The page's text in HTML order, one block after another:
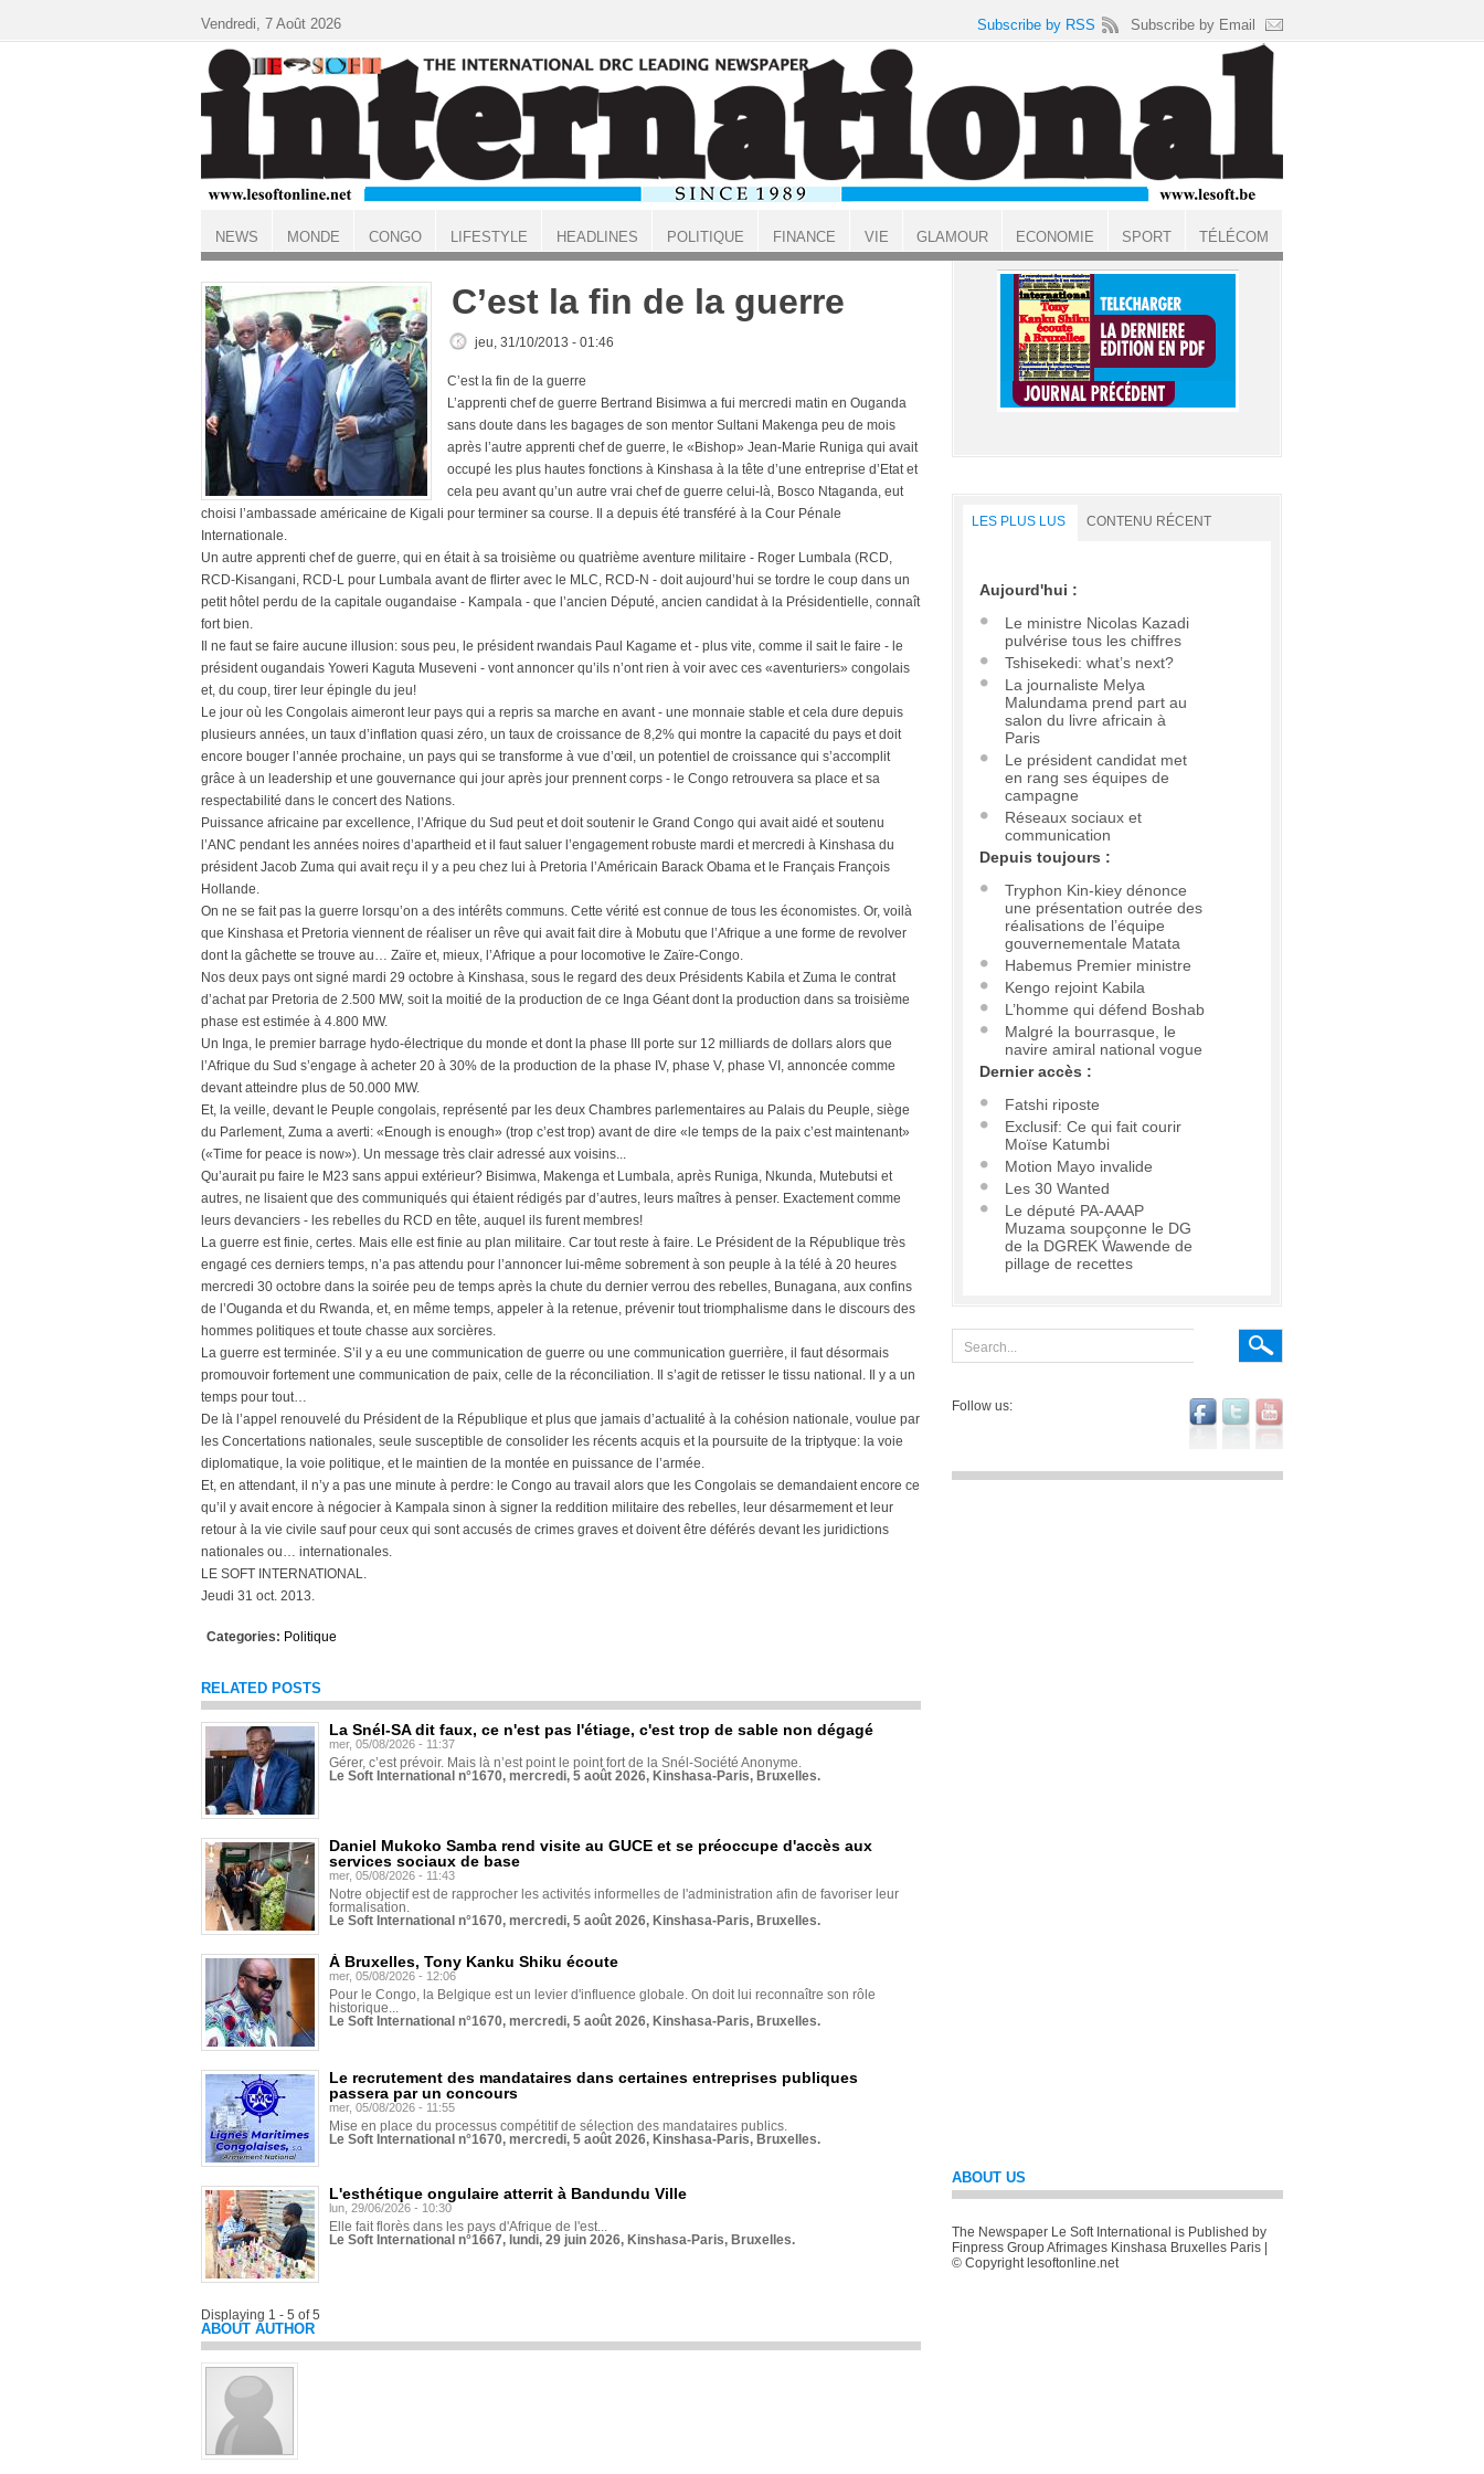
ACCUEIL
C’est la fin de la guerre
jeu, 31/10/2013 - 01:46
C’est la fin de la guerre
L’apprenti chef de guerre Bertrand Bisimwa a fui mercredi matin en Ouganda
sans doute dans les bagages de son mentor Sultani Makenga peu de mois
après l’autre apprenti chef de guerre, le «Bishop» Jean-Marie Runiga qui avait
occupé les plus hautes fonctions à Kinshasa à la tête d’une entreprise d’Etat et
cela peu avant qu’un autre vrai chef de guerre celui-là, Bosco Ntaganda, eut
choisi l’ambassade américaine de Kigali pour terminer sa course. Il a depuis été transféré à la Cour Pénale
Internationale.
Un autre apprenti chef de guerre, qui en était à sa troisième ou quatrième aventure militaire - Roger Lumbala (RCD,
RCD-Kisangani, RCD-L pour Lumbala avant de flirter avec le MLC, RCD-N - doit aujourd’hui se tordre le coup dans un
petit hôtel perdu de la capitale ougandaise - Kampala - que l’ancien Député, ancien candidat à la Présidentielle, connaît
fort bien.
Il ne faut se faire aucune illusion: sous peu, le président rwandais Paul Kagame et - plus vite, comme il sait le faire - le
président ougandais Yoweri Kaguta Museveni - vont annoncer qu’ils n’ont rien à voir avec ces «aventuriers» congolais
et, du coup, tirer leur épingle du jeu!
Le jour où les Congolais aimeront leur pays qui a repris sa marche en avant - une monnaie stable et cela dure depuis
plusieurs années, un taux d’inflation quasi zéro, un taux de croissance de 8,2% qui montre la capacité du pays et doit
encore bouger l’année prochaine, un pays qui se transforme à vue d’œil, un potentiel de croissance qui s’accomplit
grâce à un leadership et une gouvernance qui jour après jour prennent corps - le Congo retrouvera sa place et sa
respectabilité dans le concert des Nations.
Puissance africaine par excellence, l’Afrique du Sud peut et doit soutenir le Grand Congo qui avait aidé et soutenu
l’ANC pendant les années noires d’apartheid et il faut saluer l’engagement robuste mardi et mercredi à Kinshasa du
président Jacob Zuma qui avait reçu il y a peu chez lui à Pretoria l’Américain Barack Obama et le Français François
Hollande.
On ne se fait pas la guerre lorsqu’on a des intérêts communs. Cette vérité est connue de tous les économistes. Or, voilà
que Kinshasa et Pretoria viennent de réaliser un rêve qui avait fait dire à Mobutu que l’Afrique a une forme de revolver
dont la gâchette se trouve au… Zaïre et, mieux, l’Afrique a pour locomotive le Zaïre-Congo.
Nos deux pays ont signé mardi 29 octobre à Kinshasa, sous le regard des deux Présidents Kabila et Zuma le contrat
d’achat par Pretoria de 2.500 MW, soit la moitié de la production de ce Inga Géant dont la production dans sa troisième
phase est estimée à 4.800 MW.
Un Inga, le premier barrage hydo-électrique du monde et dont la phase III porte sur 12 milliards de dollars alors que
l’Afrique du Sud s’engage à acheter 20 à 30% de la production de la phase IV, phase V, phase VI, annoncée comme
devant atteindre plus de 50.000 MW.
Et, la veille, devant le Peuple congolais, représenté par les deux Chambres parlementaires au Palais du Peuple, siège
du Parlement, Zuma a averti: «Enough is enough» (trop c’est trop) avant de dire «le temps de la paix c’est maintenant»
(«Time for peace is now»). Un message très clair adressé aux voisins...
Qu’aurait pu faire le M23 sans appui extérieur? Bisimwa, Makenga et Lumbala, après Runiga, Nkunda, Mutebutsi et
autres, ne lisaient que des communiqués qui étaient rédigés par d’autres, leurs maîtres à penser. Exactement comme
leurs devanciers - les rebelles du RCD en tête, auquel ils furent membres!
La guerre est finie, certes. Mais elle est finie au plan militaire. Car tout reste à faire. Le Président de la République très
engagé ces derniers temps, n’a pas attendu pour l’annoncer lui-même sobrement à son peuple à la télé à 20 heures
mercredi 30 octobre dans la soirée peu de temps après la chute du dernier verrou des rebelles, Bunagana, aux confins
de l’Ouganda et du Rwanda, et, en même temps, appeler à la retenue, prévenir tout triomphalisme dans le discours des
hommes politiques et toute chasse aux sorcières.
La guerre est terminée. S’il y a eu une communication de guerre ou une communication guerrière, il faut désormais
promouvoir fortement une communication de paix, celle de la réconciliation. Il s’agit de retisser le tissu national. Il y a un
temps pour tout…
De là l’appel renouvelé du Président de la République et plus que jamais d’actualité à la cohésion nationale, voulue par
les Concertations nationales, seule susceptible de consolider les récents acquis et la poursuite de la triptyque: la voie
diplomatique, la voie politique, et le maintien de la montée en puissance de l’armée.
Et, en attendant, il n’y a pas une minute à perdre: le Congo au travail alors que les Congolais se demandaient encore ce
qu’il y avait encore à négocier à Kampala sinon à signer la reddition militaire des rebelles, leur désarmement et leur
retour à la vie civile sauf pour ceux qui sont accusés de crimes graves et doivent être déférés devant les juridictions
nationales ou… internationales.
LE SOFT INTERNATIONAL.
Jeudi 31 oct. 2013.
Categories: Politique
RELATED POSTS
La Snél-SA dit faux, ce n'est pas l'étiage, c'est trop de sable non dégagé
mer, 05/08/2026 - 11:37
Gérer, c’est prévoir. Mais là n’est point le point fort de la Snél-Société Anonyme.
Le Soft International n°1670, mercredi, 5 août 2026, Kinshasa-Paris, Bruxelles.
Daniel Mukoko Samba rend visite au GUCE et se préoccupe d'accès aux
services sociaux de base
mer, 05/08/2026 - 11:43
Notre objectif est de rapprocher les activités informelles de l'administration afin de favoriser leur
formalisation.
Le Soft International n°1670, mercredi, 5 août 2026, Kinshasa-Paris, Bruxelles.
À Bruxelles, Tony Kanku Shiku écoute
mer, 05/08/2026 - 12:06
Pour le Congo, la Belgique est un levier d'influence globale. On doit lui reconnaître son rôle
historique...
Le Soft International n°1670, mercredi, 5 août 2026, Kinshasa-Paris, Bruxelles.
Le recrutement des mandataires dans certaines entreprises publiques
passera par un concours
mer, 05/08/2026 - 11:55
Mise en place du processus compétitif de sélection des mandataires publics.
Le Soft International n°1670, mercredi, 5 août 2026, Kinshasa-Paris, Bruxelles.
L'esthétique ongulaire atterrit à Bandundu Ville
lun, 29/06/2026 - 10:30
Elle fait florès dans les pays d'Afrique de l'est...
Le Soft International n°1667, lundi, 29 juin 2026, Kinshasa-Paris, Bruxelles.
Displaying 1 - 5 of 5
ABOUT AUTHOR
LES PLUS LUS CONTENU RÉCENT
Aujourd'hui :
Le ministre Nicolas Kazadi
pulvérise tous les chiffres
Tshisekedi: what’s next?
La journaliste Melya
Malundama prend part au
salon du livre africain à
Paris
Le président candidat met
en rang ses équipes de
campagne
Réseaux sociaux et
communication
Depuis toujours :
Tryphon Kin-kiey dénonce
une présentation outrée des
réalisations de l’équipe
gouvernementale Matata
Habemus Premier ministre
Kengo rejoint Kabila
L’homme qui défend Boshab
Malgré la bourrasque, le
navire amiral national vogue
Dernier accès :
Fatshi riposte
Exclusif: Ce qui fait courir
Moïse Katumbi
Motion Mayo invalide
Les 30 Wanted
Le député PA-AAAP
Muzama soupçonne le DG
de la DGREK Wawende de
pillage de recettes
Follow us:
ABOUT US
The Newspaper Le Soft International is Published by
Finpress Group Afrimages Kinshasa Bruxelles Paris |
© Copyright lesoftonline.net
Vendredi, 7 Août 2026 Subscribe by RSS Subscribe by Email
NEWS MONDE CONGO LIFESTYLE HEADLINES POLITIQUE FINANCE VIE GLAMOUR ECONOMIE SPORT TÉLÉCOM